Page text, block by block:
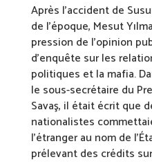
Après l’accident de
de l’époque, Mesut
pression de l’opinion
d’enquête sur les
politiques et la mafia.
le sous-secrétaire du
Savaş, il était écrit que
nationalistes
l’étranger au nom de
prélevant des crédits